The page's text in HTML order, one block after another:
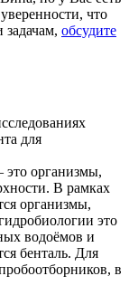
что
задачам, обсудите
для
это организмы,
В рамках
организмы,
это
водоёмов и
бенталь. Для
в